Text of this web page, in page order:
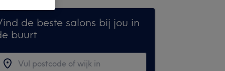
de beste salons bij jou in
buurt